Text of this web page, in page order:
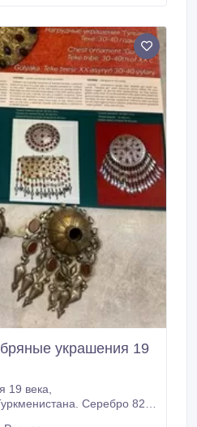
элементы (тэн), моторы, баки и многое др.
украшения 19
19 века,
Серебро 825